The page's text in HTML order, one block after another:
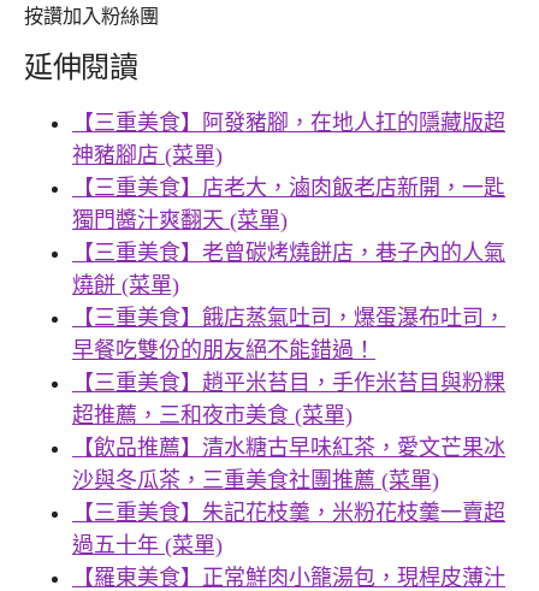
按讚加入粉絲團
延伸閱讀
【三重美食】阿發豬腳，在地人扛的隱藏版超
神豬腳店 (菜單)
【三重美食】店老大，滷肉飯老店新開，一匙
獨門醬汁爽翻天 (菜單)
【三重美食】老曾碳烤燒餅店，巷子內的人氣
燒餅 (菜單)
【三重美食】餓店蒸氣吐司，爆蛋瀑布吐司，
早餐吃雙份的朋友絕不能錯過！
【三重美食】趙平米苔目，手作米苔目與粉粿
超推薦，三和夜市美食 (菜單)
【飲品推薦】清水糖古早味紅茶，愛文芒果冰
沙與冬瓜茶，三重美食社團推薦 (菜單)
【三重美食】朱記花枝羹，米粉花枝羹一賣超
過五十年 (菜單)
【羅東美食】正常鮮肉小籠湯包，現桿皮薄汁